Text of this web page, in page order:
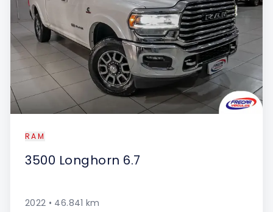
RAM
3500 Longhorn 6.7
2022 • 46.841 km